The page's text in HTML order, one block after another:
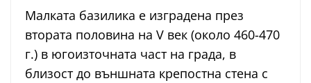
Малката базилика е изградена през
втората половина на V век (около 460-470
г.) в югоизточната част на града, в
близост до външната крепостна стена с